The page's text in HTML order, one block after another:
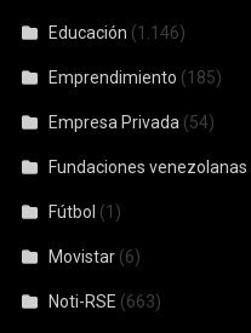
Educación (1.146)
Emprendimiento (185)
Empresa Privada (54)
Fundaciones venezolanas
Fútbol (1)
Movistar (6)
Noti-RSE (663)